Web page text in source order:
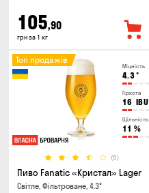
105,90
грн за 1 кг
Міцність
4.3°
Гіркота
16 IBU
Щільність
11 %
(6)
Топ продажів
Пиво Fanatic «Кристал» Lager
Світле, Фільтроване, 4.3°